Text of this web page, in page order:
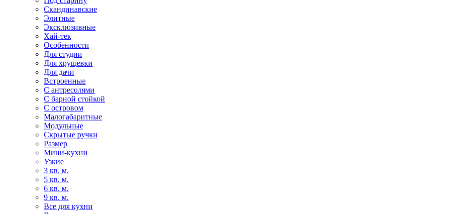
Скандинавские
Элитные
Эксклюзивные
Хай-тек
Особенности
Для студии
Для хрущевки
Для дачи
Встроенные
С антресолями
С барной стойкой
С островом
Малогабаритные
Модульные
Скрытые ручки
Размер
Мини-кухни
Узкие
3 кв. м.
5 кв. м.
6 кв. м.
9 кв. м.
Все для кухни